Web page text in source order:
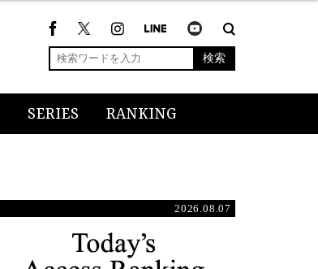
検索
SERIES RANKING
2026.08.07